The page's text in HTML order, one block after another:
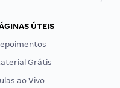
ÚTEIS
Grátis
ao Vivo